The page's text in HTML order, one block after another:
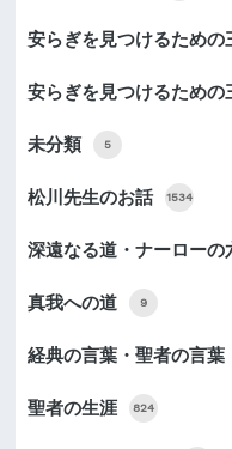
安らぎを見つけるための
安らぎを見つけるための
未分類 5
松川先生のお話 1534
深遠なる道・ナーローの
真我への道 9
経典の言葉・聖者の言葉
聖者の生涯 824